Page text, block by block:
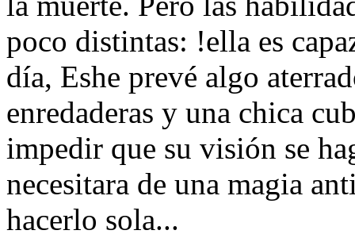
poco distintas: !ella es
día, Eshe prevé algo
enredaderas y una chica
impedir que su visión se
necesitara de una magia
hacerlo sola...